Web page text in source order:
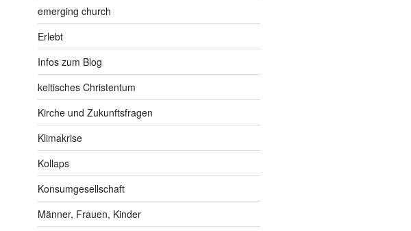
emerging church
Erlebt
Infos zum Blog
keltisches Christentum
Kirche und Zukunftsfragen
Klimakrise
Kollaps
Konsumgesellschaft
Männer, Frauen, Kinder